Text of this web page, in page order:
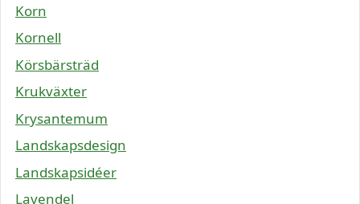
Korn
Kornell
Körsbärsträd
Krukväxter
Krysantemum
Landskapsdesign
Landskapsidéer
Lavendel